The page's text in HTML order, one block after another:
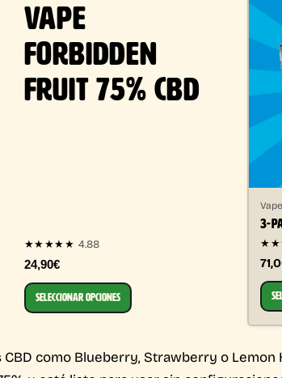
VAPE
FORBIDDEN
FRUIT 75% CBD
★★★★★ 4.88
24,90€
SELECCIONAR OPCIONES
3-
como Blueberry, Strawberry o